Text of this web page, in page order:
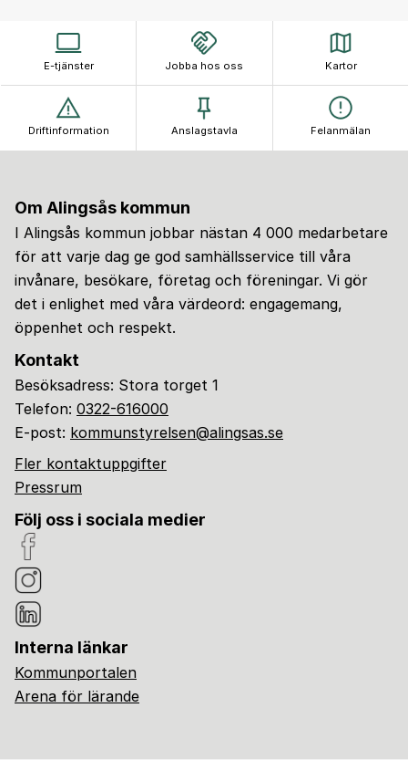
E-tjänster Jobba hos oss Kartor
Driftinformation Anslagstavla Felanmälan
Om Alingsås kommun
I Alingsås kommun jobbar nästan 4 000 medarbetare
för att varje dag ge god samhällsservice till våra
invånare, besökare, företag och föreningar. Vi gör
det i enlighet med våra värdeord: engagemang,
öppenhet och respekt.
Kontakt
Besöksadress: Stora torget 1
Telefon: 0322-616000
E-post: kommunstyrelsen@alingsas.se
Fler kontaktuppgifter
Pressrum
Följ oss i sociala medier
Interna länkar
Kommunportalen
Arena för lärande